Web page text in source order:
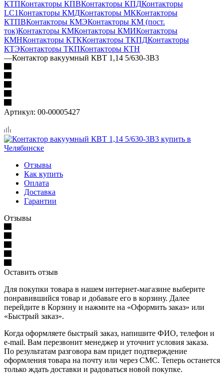
КТПКонтакторы КПВКонтакторы КПДКонтакторы
LC1Контакторы КМДКонтакторы МККонтакторы
КТПВКонтакторы КМЭКонтакторы КМ (пост.
ток)Контакторы КМКонтакторы КМИКонтакторы
КМНКонтакторы КТККонтакторы ТКПДКонтакторы
КТЭКонтакторы ТКПКонтакторы КТН
—Контактор вакуумный КВТ 1,14 5/630-3В3
Артикул: 00-00005427
Отзывы
Как купить
Оплата
Доставка
Гарантии
Отзывы
Оставить отзыв
Для покупки товара в нашем интернет-магазине выберите
понравившийся товар и добавьте его в корзину. Далее
перейдите в Корзину и нажмите на «Оформить заказ» или
«Быстрый заказ».
Когда оформляете быстрый заказ, напишите ФИО, телефон и
e-mail. Вам перезвонит менеджер и уточнит условия заказа.
По результатам разговора вам придет подтверждение
оформления товара на почту или через СМС. Теперь останется
только ждать доставки и радоваться новой покупке.